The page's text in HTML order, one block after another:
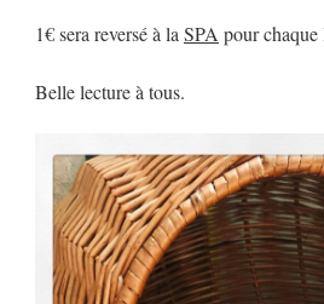
1€ sera reversé à la SPA pour
Belle lecture à tous.